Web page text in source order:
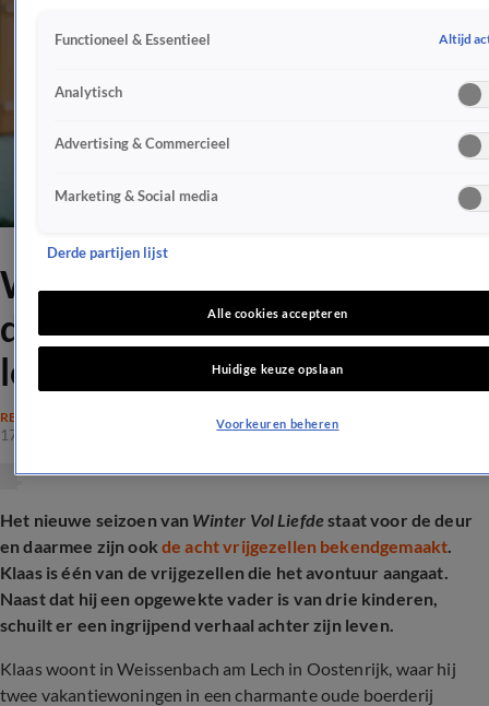
Winter Vol Liefde-Klaas
deelt hartverscheurend
levensverhaal
REALITY
17 dec 2025, 14:25
Het nieuwe seizoen van Winter Vol Liefde staat voor de deur
en daarmee zijn ookde acht vrijgezellen bekendgemaakt.
Klaas is één van de vrijgezellen die het avontuur aangaat.
Naast dat hij een opgewekte vader is van drie kinderen,
schuilt er een ingrijpend verhaal achter zijn leven.
Klaas woont in Weissenbach am Lech in Oostenrijk, waar hij
twee vakantiewoningen in een charmante oude boerderij
Functioneel & Essentieel Altijd
Analytisch
Advertising & Commercieel
Marketing & Social media
Derde partijen lijst
Alle cookies accepteren
Huidige keuze opslaan
Voorkeuren beheren